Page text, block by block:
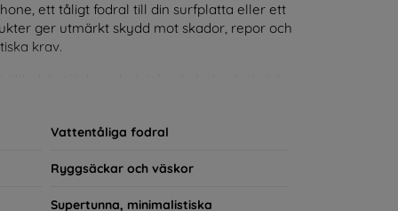
ett tåligt fodral till din surfplatta eller ett
ger utmärkt skydd mot skador, repor och
krav.
del av din vardagsoutfit. För teknikälskare
Vattentåliga fodral
Ryggsäckar och väskor
Supertunna, minimalistiska